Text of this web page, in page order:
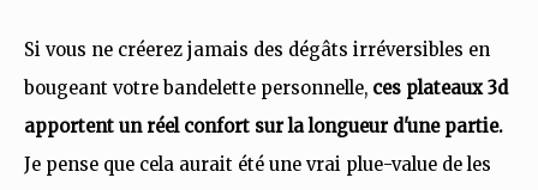
Si vous ne créerez jamais des dégâts irréversibles en
bougeant votre bandelette personnelle, ces plateaux 3d
apportent un réel confort sur la longueur d'une partie.
Je pense que cela aurait été une vrai plue-value de les